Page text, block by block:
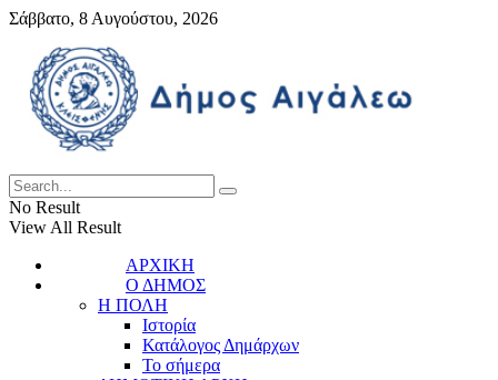
Σάββατο, 8 Αυγούστου, 2026
No Result
View All Result
ΑΡΧΙΚΗ
Ο ΔΗΜΟΣ
Η ΠΟΛΗ
Ιστορία
Κατάλογος Δημάρχων
Το σήμερα